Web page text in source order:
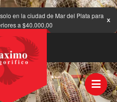
en la ciudad de Mar del Plata para
a $40.000,00